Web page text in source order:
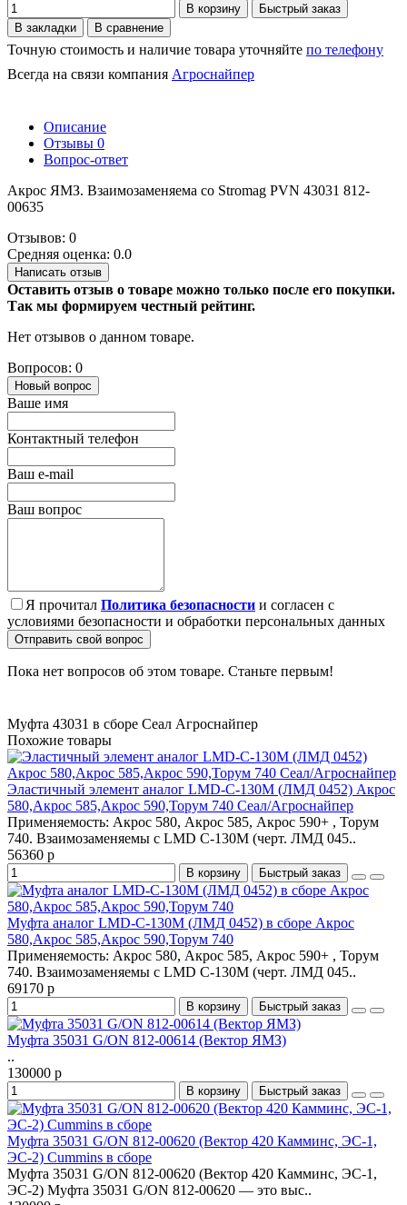
В корзину
Быстрый заказ
В закладки
В сравнение
Точную стоимость и наличие товара уточняйте по телефону
Всегда на связи компания Агроснайпер
Описание
Отзывы 0
Вопрос-ответ
Акрос ЯМЗ. Взаимозаменяема со Stromag РVN 43031 812-
00635
Отзывов: 0
Средняя оценка: 0.0
Написать отзыв
Оставить отзыв о товаре можно только после его покупки.
Так мы формируем честный рейтинг.
Нет отзывов о данном товаре.
Вопросов: 0
Новый вопрос
Ваше имя
Контактный телефон
Ваш e-mail
Ваш вопрос
Я прочитал Политика безопасности и согласен с
условиями безопасности и обработки персональных данных
Отправить свой вопрос
Пока нет вопросов об этом товаре. Станьте первым!
Муфта 43031 в сборе Сеал Агроснайпер
Похожие товары
Эластичный элемент аналог LMD-C-130М (ЛМД 0452) Акрос
580,Акрос 585,Акрос 590,Торум 740 Сеал/Агроснайпер
Применяемость: Акрос 580, Акрос 585, Акрос 590+ , Торум
740. Взаимозаменяемы с LMD C-130M (черт. ЛМД 045..
56360 р
В корзину Быстрый заказ
Муфта аналог LMD-C-130М (ЛМД 0452) в сборе Акрос
580,Акрос 585,Акрос 590,Торум 740
Применяемость: Акрос 580, Акрос 585, Акрос 590+ , Торум
740. Взаимозаменяемы с LMD C-130M (черт. ЛМД 045..
69170 р
В корзину Быстрый заказ
Муфта 35031 G/ON 812-00614 (Вектор ЯМЗ)
..
130000 р
В корзину Быстрый заказ
Муфта 35031 G/ON 812-00620 (Вектор 420 Камминс, ЭС-1,
ЭС-2) Cummins в сборе
Муфта 35031 G/ON 812-00620 (Вектор 420 Камминс, ЭС-1,
ЭС-2) Муфта 35031 G/ON 812-00620 — это выс..